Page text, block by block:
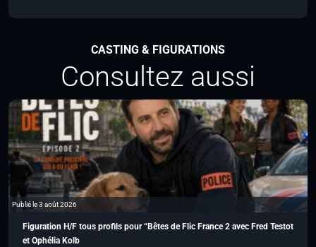
CASTING & FIGURATIONS
Consultez aussi
Publié le 3 août 2026
Figuration H/F tous profils pour “Bêtes de Flic France 2 avec Fred Testot
et Ophélia Kolb